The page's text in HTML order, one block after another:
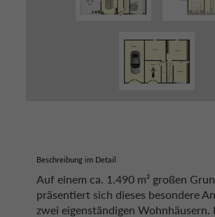
Beschreibung im Detail
Auf einem ca. 1.490 m² großen
präsentiert sich dieses besondere
zwei eigenständigen Wohnhäusern.